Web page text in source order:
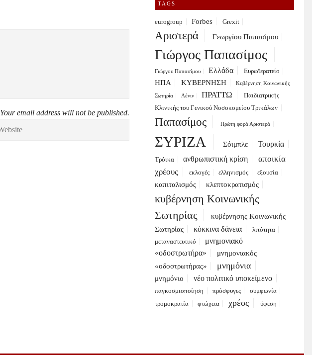
Your email address will not be published.
TAGS
eurogroup Forbes Grexit
Αριστερά Γεωργίου Παπασίμου
Γιώργος Παπασίμος
Γιώργου Παπασίμου Ελλάδα Ευρωϊερατείο
ΗΠΑ ΚΥΒΕΡΝΗΣΗ Κυβέρνηση Κοινωνικής
Σωτηρία Λένιν ΠΡΑΤΤΩ
Παιδιατρικής
Κλινικής του Γενικού Νοσοκομείου Τρικάλων
Παπασίμος Πρώτη φορά Αριστερά
ΣΥΡΙΖΑ Σόιμπλε Τουρκία
Τρόικα ανθρωπιστική κρίση
αποικία
χρέους
εκλογές ελληνισμός εξουσία
καπιταλισμός κλεπτοκρατισμός
κυβέρνηση Κοινωνικής
Σωτηρίας
κυβέρνησης Κοινωνικής
Σωτηρίας
κόκκινα δάνεια
λιτότητα
μεταναστευτικό
μνημονιακό
«οδοστρωτήρα»
μνημονιακός
«οδοστρωτήρας»
μνημόνια
μνημόνιο νέο πολιτικό υποκείμενο
παγκοσμιοποίηση πρόσφυγες
συμφωνία
τρομοκρατία
φτώχεια χρέος ύφεση